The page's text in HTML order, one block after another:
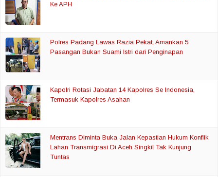
Ke APH
Polres Padang Lawas Razia Pekat, Amankan 5
Pasangan Bukan Suami Istri dari Penginapan
Kapolri Rotasi Jabatan 14 Kapolres Se Indonesia,
Termasuk Kapolres Asahan
Mentrans Diminta Buka Jalan Kepastian Hukum Konflik
Lahan Transmigrasi Di Aceh Singkil Tak Kunjung
Tuntas